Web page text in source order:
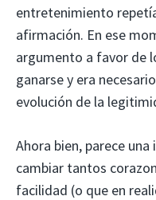
entretenimiento
afirmación. En ese
argumento a favor de
ganarse y era
evolución de la
Ahora bien, parece
cambiar tantos
facilidad (o que en